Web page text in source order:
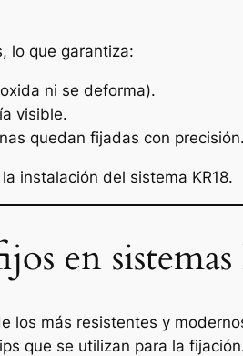
lo que garantiza:
ni se deforma).
visible.
quedan fijadas con precisión.
instalación del sistema KR18.
en
los más resistentes y
que se utilizan para la